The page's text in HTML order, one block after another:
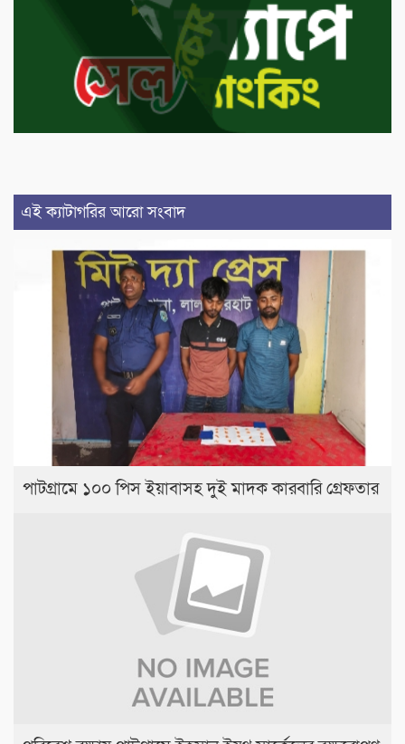
এই ক্যাটাগরির আরো সংবাদ
পাটগ্রামে ১০০ পিস ইয়াবাসহ দুই মাদক কারবারি গ্রেফতার